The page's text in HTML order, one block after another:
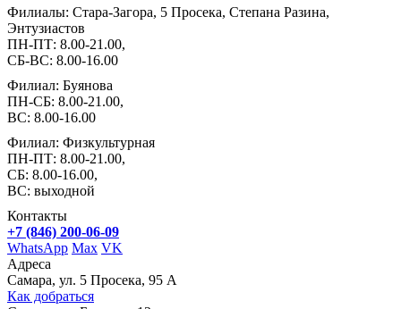
Филиалы: Стара-Загора, 5 Просека, Степана Разина,
Энтузиастов
ПН-ПТ: 8.00-21.00,
СБ-ВС: 8.00-16.00
Филиал: Буянова
ПН-СБ: 8.00-21.00,
ВС: 8.00-16.00
Филиал: Физкультурная
ПН-ПТ: 8.00-21.00,
СБ: 8.00-16.00,
ВС: выходной
Контакты
+7 (846) 200-06-09
WhatsApp Max VK
Адреса
Самара, ул. 5 Просека, 95 А
Как добраться